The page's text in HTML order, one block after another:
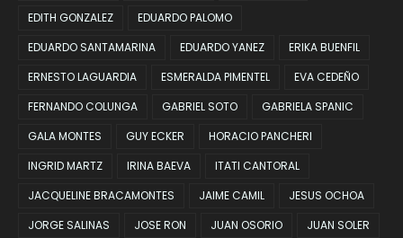
EDITH GONZALEZ
EDUARDO PALOMO
EDUARDO SANTAMARINA
EDUARDO YANEZ
ERIKA BUENFIL
ERNESTO LAGUARDIA
ESMERALDA PIMENTEL
EVA CEDEÑO
FERNANDO COLUNGA
GABRIEL SOTO
GABRIELA SPANIC
GALA MONTES
GUY ECKER
HORACIO PANCHERI
INGRID MARTZ
IRINA BAEVA
ITATI CANTORAL
JACQUELINE BRACAMONTES
JAIME CAMIL
JESUS OCHOA
JORGE SALINAS
JOSE RON JUAN OSORIO
JUAN SOLER